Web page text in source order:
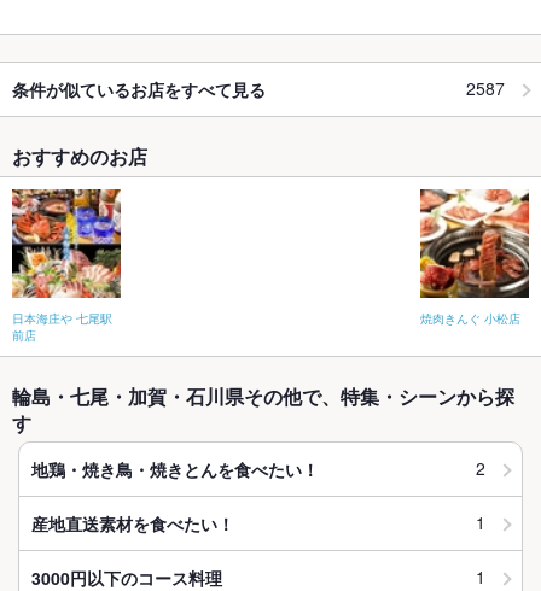
条件が似ているお店をすべて見る 2587
おすすめのお店
日本海庄や 七尾駅
前店
焼肉きんぐ 小松店
輪島・七尾・加賀・石川県その他で、特集・シーンから探
す
地鶏・焼き鳥・焼きとんを食べたい！ 2
産地直送素材を食べたい！ 1
3000円以下のコース料理 1